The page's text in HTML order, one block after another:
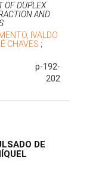
OF DUPLEX
AND
IVALDO
CHAVES ;
p-192-
202
DE